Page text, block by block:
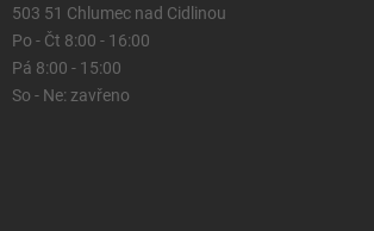
503 51 Chlumec nad Cidlinou
Po - Čt 8:00 - 16:00
Pá 8:00 - 15:00
So - Ne: zavřeno